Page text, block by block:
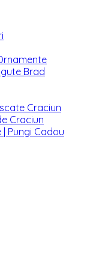
Brad
Craciun
Craciun
| Pungi Cadou